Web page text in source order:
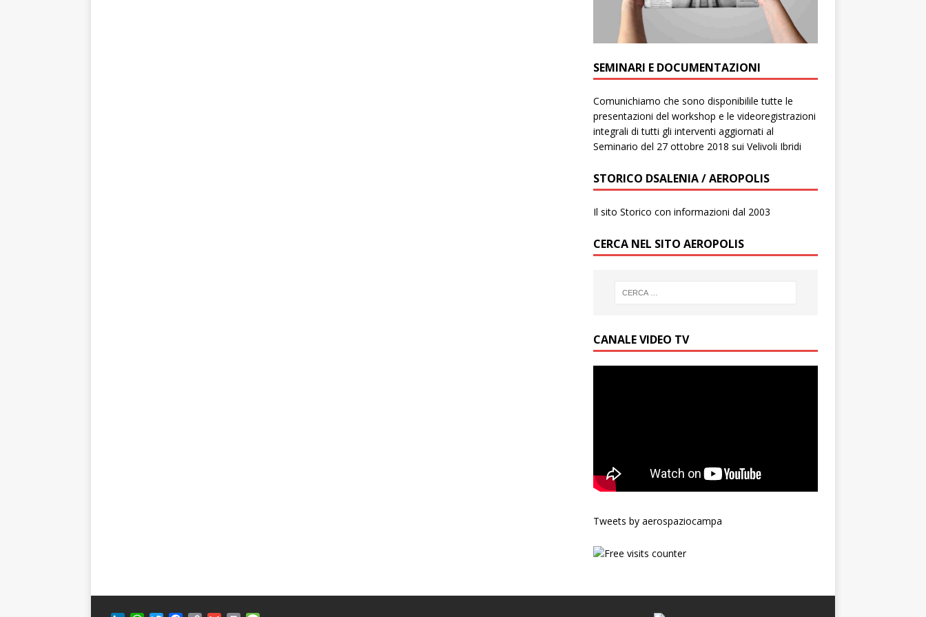
SEMINARI E DOCUMENTAZIONI
Comunichiamo che sono disponibilile tutte le
presentazioni del workshop e le videoregistrazioni
integrali di tutti gli interventi aggiornati al
Seminario del 27 ottobre 2018 sui Velivoli Ibridi
STORICO DSALENIA / AEROPOLIS
Il sito Storico con informazioni dal 2003
CERCA NEL SITO AEROPOLIS
CANALE VIDEO TV
Tweets by aerospaziocampa